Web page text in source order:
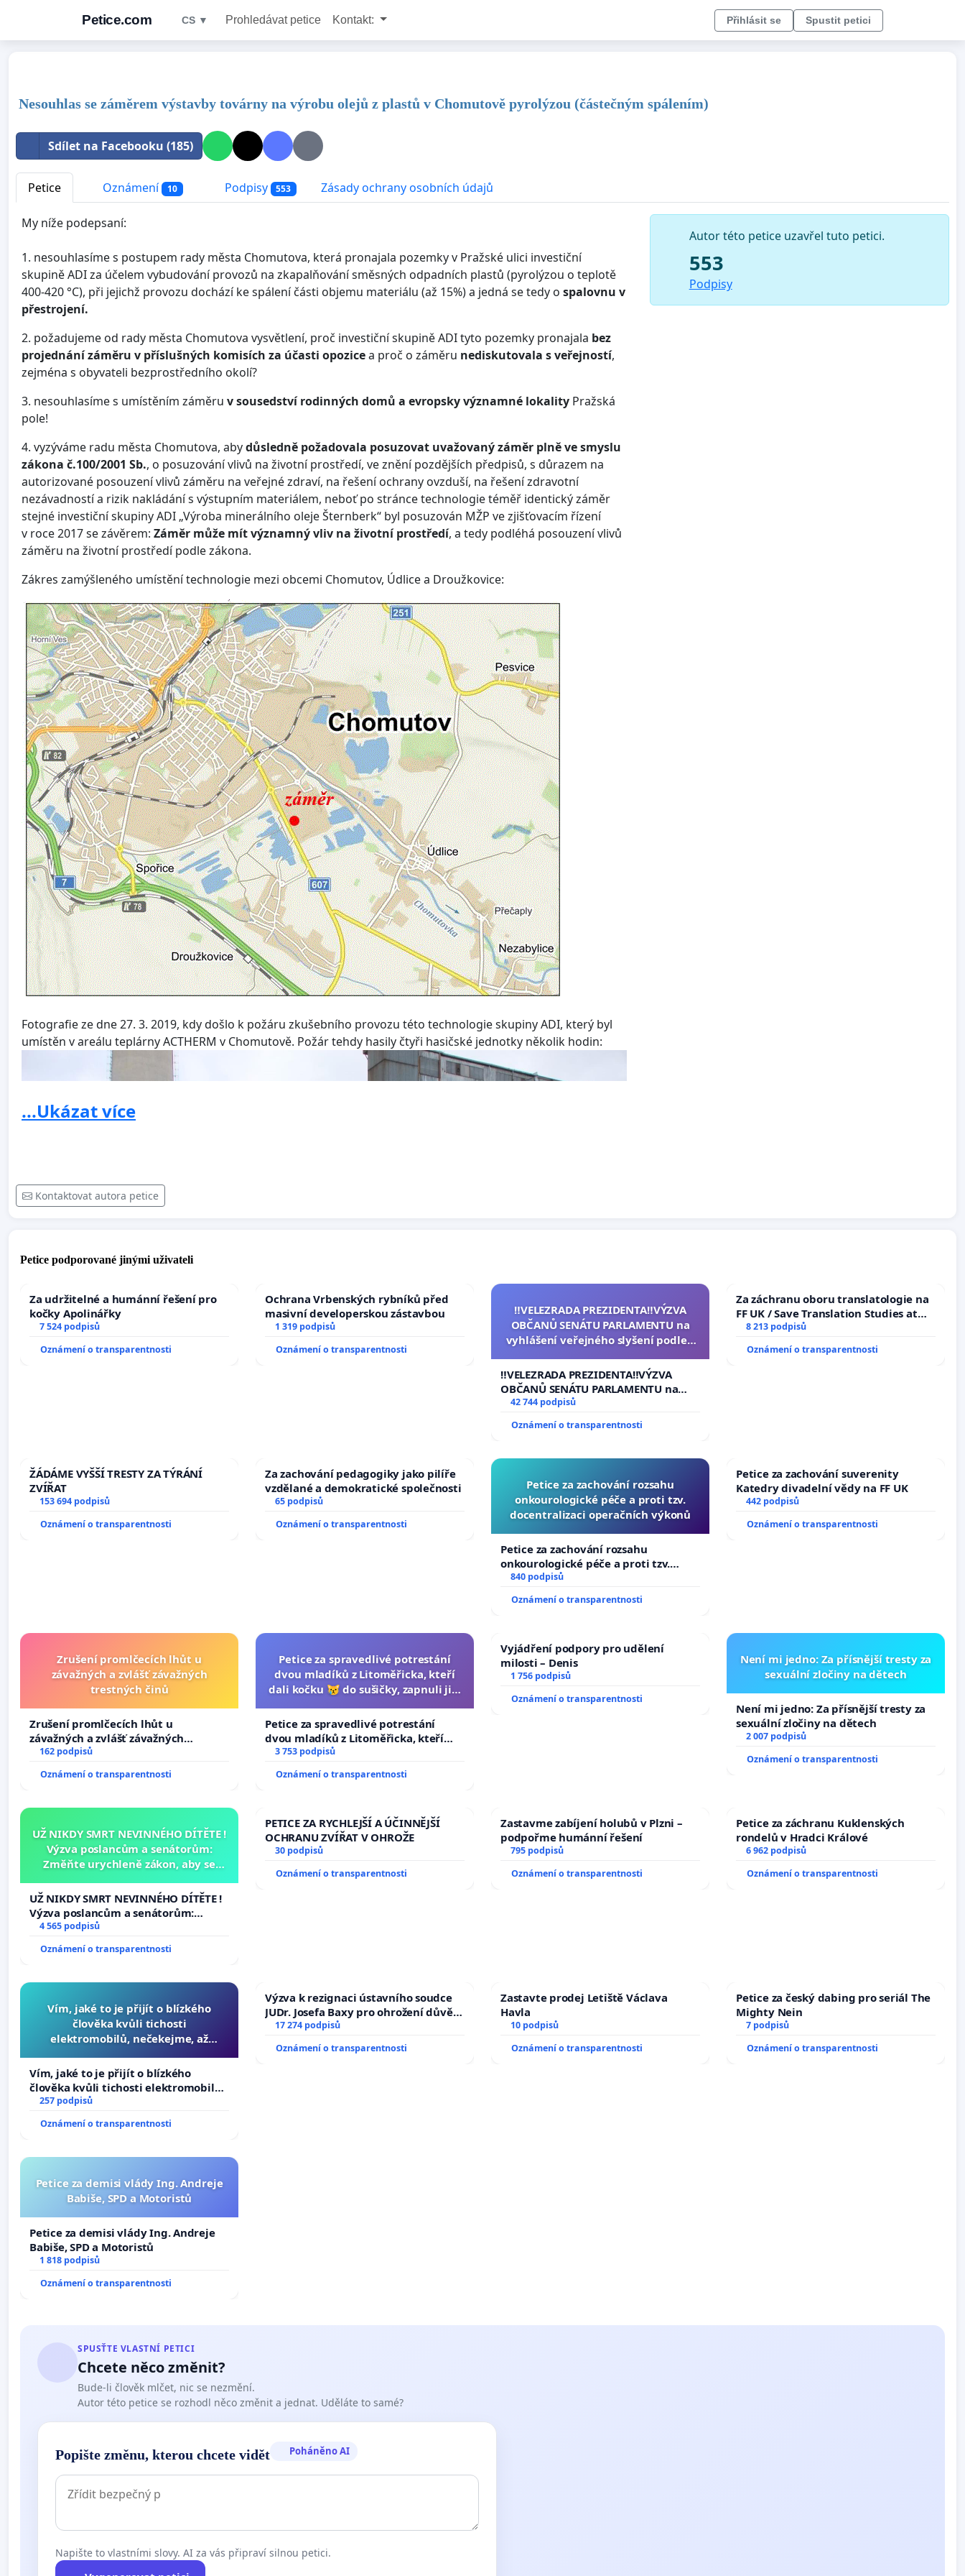
Petice.com CS ▼ Prohledávat petice Kontakt: Přihlásit se Spustit petici
Nesouhlas se záměrem výstavby továrny na výrobu olejů z plastů v Chomutově pyrolýzou (částečným spálením)
Sdílet na Facebooku (185)
Petice Oznámení 10 Podpisy 553 Zásady ochrany osobních údajů
My níže podepsaní:
1. nesouhlasíme s postupem rady města Chomutova, která pronajala pozemky v Pražské ulici investiční
skupině ADI za účelem vybudování provozů na zkapalňování směsných odpadních plastů (pyrolýzou o teplotě
400-420 °C), při jejichž provozu dochází ke spálení části objemu materiálu (až 15%) a jedná se tedy o spalovnu v
přestrojení.
2. požadujeme od rady města Chomutova vysvětlení, proč investiční skupině ADI tyto pozemky pronajala bez
projednání záměru v příslušných komisích za účasti opozicea proč o záměru nediskutovala s veřejností,
zejména s obyvateli bezprostředního okolí?
3. nesouhlasíme s umístěním záměru v sousedství rodinných domů a evropsky významné lokality Pražská
pole!
4. vyzýváme radu města Chomutova, abydůsledně požadovala posuzovat uvažovaný záměr plně ve smyslu
zákona č.100/2001 Sb., o posuzování vlivů na životní prostředí, ve znění pozdějších předpisů, s důrazem na
autorizované posouzení vlivů záměru na veřejné zdraví, na řešení ochrany ovzduší, na řešení zdravotní
nezávadností a rizik nakládání s výstupním materiálem, neboť po stránce technologie téměř identický záměr
stejné investiční skupiny ADI „Výroba minerálního oleje Šternberk“ byl posuzován MŽP ve zjišťovacím řízení
v roce 2017 se závěrem: Záměr může mít významný vliv na životní prostředí, a tedy podléhá posouzení vlivů
záměru na životní prostředí podle zákona.
Zákres zamýšleného umístění technologie mezi obcemi Chomutov, Údlice a Droužkovice:
Fotografie ze dne 27. 3. 2019, kdy došlo k požáru zkušebního provozu této technologie skupiny ADI, který byl
umístěn v areálu teplárny ACTHERM v Chomutově. Požár tehdy hasily čtyři hasičské jednotky několik hodin:
...Ukázat více
Kontaktovat autora petice
Autor této petice uzavřel tuto petici.
553
Podpisy
Petice podporované jinými uživateli
Za udržitelné a humánní řešení pro
kočky Apolinářky
7 524 podpisů
Oznámení o transparentnosti
Ochrana Vrbenských rybníků před
masivní developerskou zástavbou
1 319 podpisů
Oznámení o transparentnosti
‼️VELEZRADA PREZIDENTA‼️VÝZVA
OBČANŮ SENÁTU PARLAMENTU na
vyhlášení veřejného slyšení podle §
na přijetí usnesení k podání ústavní
žaloby na prezidenta republiky
‼️VELEZRADA PREZIDENTA‼️VÝZVA
OBČANŮ SENÁTU PARLAMENTU na
vyhlášení veřejného slyšení podle §
na přijetí usnesení k podání ústavní
42 744 podpisů
Oznámení o transparentnosti
Za záchranu oboru translatologie na
FF UK / Save Translation Studies at
the Faculty of Arts, Charles
8 213 podpisů
Oznámení o transparentnosti
ŽÁDÁME VYŠŠÍ TRESTY ZA TÝRÁNÍ
ZVÍŘAT
153 694 podpisů
Oznámení o transparentnosti
Za zachování pedagogiky jako pilíře
vzdělané a demokratické společnosti
65 podpisů
Oznámení o transparentnosti
Petice za zachování rozsahu
onkourologické péče a proti tzv.
docentralizaci operačních výkonů
Petice za zachování rozsahu
onkourologické péče a proti tzv.
docentralizaci operačních výkonů
840 podpisů
Oznámení o transparentnosti
Petice za zachování suverenity
Katedry divadelní vědy na FF UK
442 podpisů
Oznámení o transparentnosti
Zrušení promlčecích lhůt u
závažných a zvlášť závažných
trestných činů
Zrušení promlčecích lhůt u
závažných a zvlášť závažných
trestných činů
162 podpisů
Oznámení o transparentnosti
Petice za spravedlivé potrestání
dvou mladíků z Litoměřicka, kteří
dali kočku 😿 do sušičky, zapnuli ji a
Petice za spravedlivé potrestání
dvou mladíků z Litoměřicka, kteří
dali kočku 😿 do sušičky, zapnuli ji a
3 753 podpisů
Oznámení o transparentnosti
Vyjádření podpory pro udělení
milosti – Denis
1 756 podpisů
Oznámení o transparentnosti
Není mi jedno: Za přísnější tresty za
sexuální zločiny na dětech
Není mi jedno: Za přísnější tresty za
sexuální zločiny na dětech
2 007 podpisů
Oznámení o transparentnosti
UŽ NIKDY SMRT NEVINNÉHO DÍTĚTE !
Výzva poslancům a senátorům:
Změňte urychleně zákon, aby se
opakovat!
UŽ NIKDY SMRT NEVINNÉHO DÍTĚTE !
Výzva poslancům a senátorům:
Změňte urychleně zákon, aby se
opakovat!
4 565 podpisů
Oznámení o transparentnosti
PETICE ZA RYCHLEJŠÍ A ÚČINNĚJŠÍ
OCHRANU ZVÍŘAT V OHROŽE
30 podpisů
Oznámení o transparentnosti
Zastavme zabíjení holubů v Plzni –
podpořme humánní řešení
795 podpisů
Oznámení o transparentnosti
Petice za záchranu Kuklenských
rondelů v Hradci Králové
6 962 podpisů
Oznámení o transparentnosti
Vím, jaké to je přijít o blízkého
člověka kvůli tichosti
elektromobilů, nečekejme, až
auta!
Vím, jaké to je přijít o blízkého
člověka kvůli tichosti elektromobilů,
nečekejme, až přibydou další,
257 podpisů
Oznámení o transparentnosti
Výzva k rezignaci ústavního soudce
JUDr. Josefa Baxy pro ohrožení důvěry
ve spravedlivý proces
17 274 podpisů
Oznámení o transparentnosti
Zastavte prodej Letiště Václava
Havla
10 podpisů
Oznámení o transparentnosti
Petice za český dabing pro seriál The
Mighty Nein
7 podpisů
Oznámení o transparentnosti
Petice za demisi vlády Ing. Andreje
Babiše, SPD a Motoristů
Petice za demisi vlády Ing. Andreje
Babiše, SPD a Motoristů
1 818 podpisů
Oznámení o transparentnosti
SPUSŤTE VLASTNÍ PETICI
Chcete něco změnit?
Bude-li člověk mlčet, nic se nezmění.
Autor této petice se rozhodl něco změnit a jednat. Uděláte to samé?
Popište změnu, kterou chcete vidět Poháněno AI
Napište to vlastními slovy. AI za vás připraví silnou petici.